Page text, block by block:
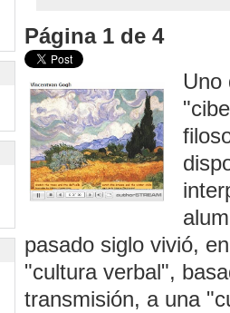
Página 1 de 4
Uno
pasado siglo vivió,
"cultura verbal",
transmisión, a una